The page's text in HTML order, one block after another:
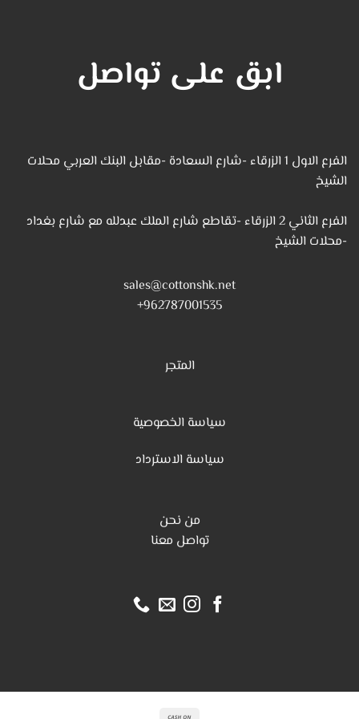
ابق على تواصل
الفرع الاول 1 الزرقاء -شارع السعادة -مقابل البنك العربي محلات
الشيخ
الفرع الثاني 2 الزرقاء -تقاطع شارع الملك عبدلله مع شارع بغداد
-محلات الشيخ
sales@cottonshk.net
962787001535+
المتجر
سياسة الخصوصية
سياسة الاسترداد
من نحن
تواصل معنا